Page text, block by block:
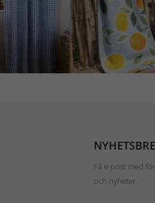
Få e-post med
och nyheter.